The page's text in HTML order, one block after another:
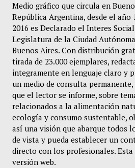
Medio gráfico que circula en
República Argentina, desde el año
2016 es Declarado el Interes
Legislatura de la Ciudad
Buenos Aires. Con distribución
tirada de 23.000 ejemplares,
integramente en lenguaje claro y
un medio de consulta permanente,
que el lector se informe, sobre
relacionados a la alimentación
ecología y consumo sustentable,
así una visión que abarque todos
de vista y pueda establecer un
directo con los profesionales. Esta
versión web.